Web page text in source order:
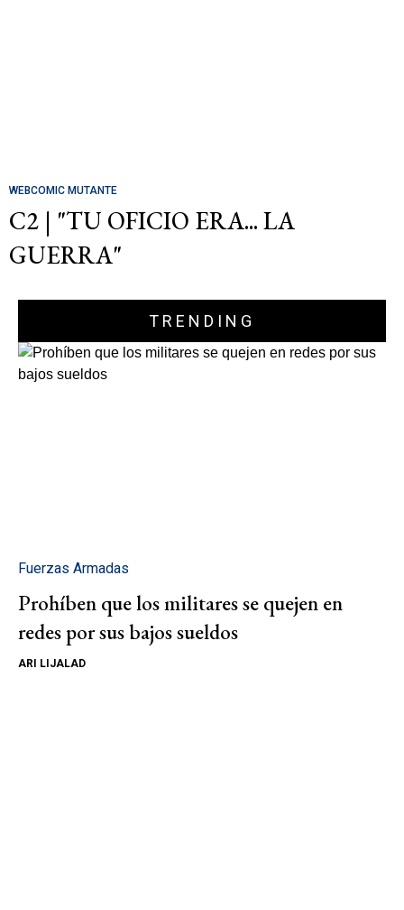
WEBCOMIC MUTANTE
C2 | "TU OFICIO ERA... LA
GUERRA"
TRENDING
Fuerzas Armadas
Prohíben que los militares se quejen en
redes por sus bajos sueldos
ARI LIJALAD